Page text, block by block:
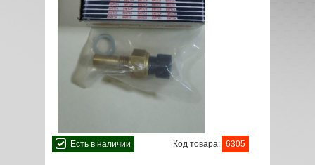
Есть в наличии Код товара: 6305